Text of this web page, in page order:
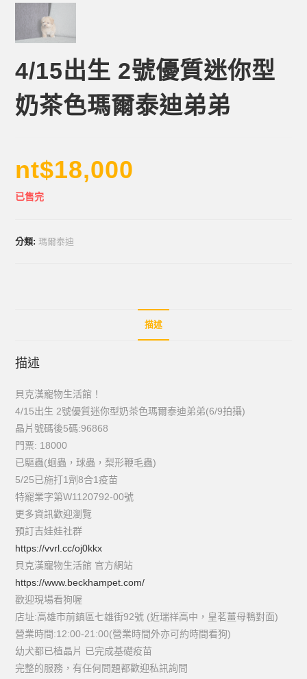
4/15出生 2號優質迷你型
奶茶色瑪爾泰迪弟弟
nt$18,000
已售完
分類:瑪爾泰迪
描述
描述
貝克漢寵物生活館！
4/15出生 2號優質迷你型奶茶色瑪爾泰迪弟弟(6/9拍攝)
晶片號碼後5碼:96868
門票: 18000
已驅蟲(蛔蟲，球蟲，梨形鞭毛蟲)
5/25已施打1劑8合1疫苗
特寵業字第W1120792-00號
更多資訊歡迎瀏覽
預訂吉娃娃社群
https://vvrl.cc/oj0kkx
貝克漢寵物生活館 官方網站
https://www.beckhampet.com/
歡迎現場看狗喔
店址:高雄市前鎮區七雄街92號 (近瑞祥高中，皇茗薑母鴨對面)
營業時間:12:00-21:00(營業時間外亦可約時間看狗)
幼犬都已植晶片 已完成基礎疫苗
完整的服務，有任何問題都歡迎私訊詢問